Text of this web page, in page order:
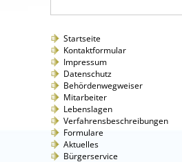
Startseite
Kontaktformular
Impressum
Datenschutz
Behördenwegweiser
Mitarbeiter
Lebenslagen
Verfahrensbeschreibungen
Formulare
Aktuelles
Bürgerservice